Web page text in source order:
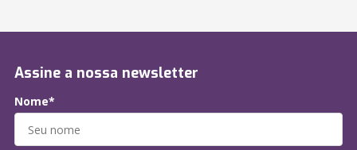
Assine a nossa newsletter
Nome*